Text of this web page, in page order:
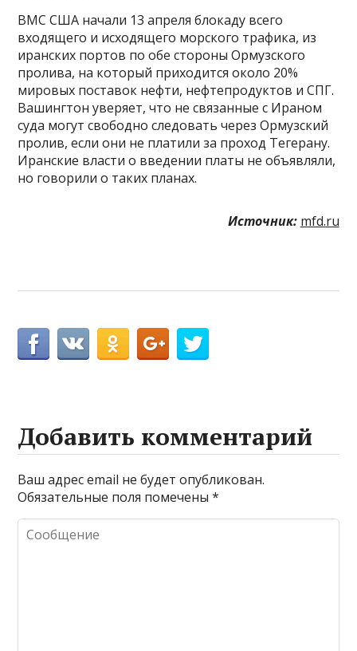
ВМС США начали 13 апреля блокаду всего
входящего и исходящего морского трафика, из
иранских портов по обе стороны Ормузского
пролива, на который приходится около 20%
мировых поставок нефти, нефтепродуктов и СПГ.
Вашингтон уверяет, что не связанные с Ираном
суда могут свободно следовать через Ормузский
пролив, если они не платили за проход Тегерану.
Иранские власти о введении платы не объявляли,
но говорили о таких планах.
Источник: mfd.ru
Добавить комментарий
Ваш адрес email не будет опубликован.
Обязательные поля помечены*